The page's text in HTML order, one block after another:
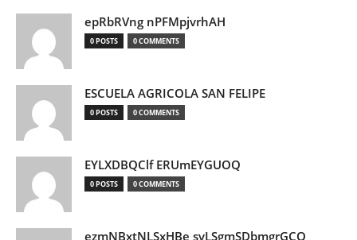
epRbRVng nPFMpjvrhAH
0 POSTS 0 COMMENTS
ESCUELA AGRICOLA SAN FELIPE
0 POSTS 0 COMMENTS
EYLXDBQClf ERUmEYGUOQ
0 POSTS 0 COMMENTS
ezmNBxtNLSxHBe svLSgmSDbmgrGCO